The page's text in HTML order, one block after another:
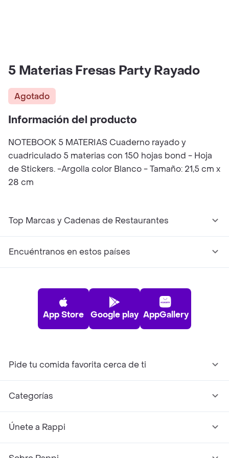
5 Materias Fresas Party Rayado
Agotado
Información del producto
NOTEBOOK 5 MATERIAS Cuaderno rayado y
cuadriculado 5 materias con 150 hojas bond - Hoja
de Stickers. -Argolla color Blanco - Tamaño: 21,5 cm x
28 cm
Top Marcas y Cadenas de Restaurantes
Encuéntranos en estos países
App Store Google play AppGallery
Pide tu comida favorita cerca de ti
Categorías
Únete a Rappi